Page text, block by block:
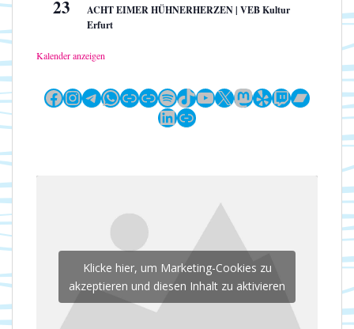
23
ACHT EIMER HÜHNERHERZEN | VEB Kultur
Erfurt
Kalender anzeigen
Facebook
Instagram
Telegram
WhatsApp
LinkLinkSpotify
TikTok
YouTube
X Mastodon
YelpTwitch
LinkedIn
Link
Klicke hier, um Marketing-Cookies zu
akzeptieren und diesen Inhalt zu aktivieren